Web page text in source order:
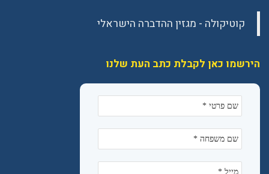
הירשמו כאן לקבלת כתב העת שלנו